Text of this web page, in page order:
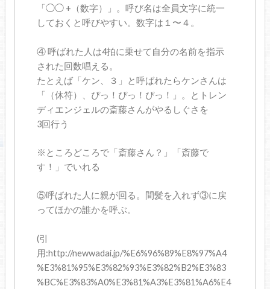
「◯◯ +（数字）」。呼び名は全員文字に統一
しておくと呼びやすい。数字は１〜４。
④ 呼ばれた人は4拍に乗せて自分の名前を指示
された回数唱える。
たとえば「ケン、３」と呼ばれたらケンさんは
「（休符）、ぴっ！ぴっ！ぴっ！」。とトレン
ディエンジェルの斎藤さんがやるしぐさを
3回行う
※ところどころで「斎藤さん？」「斎藤で
す！」でいれる
⑤呼ばれた人に親が回る。間髪を入れず③に戻
ってほかの誰かを呼ぶ。
(引
用:http://newwadai.jp/%E6%96%89%E8%97%A4
%E3%81%95%E3%82%93%E3%82%B2%E3%83
%BC%E3%83%A0%E3%81%A3%E3%81%A6%E4